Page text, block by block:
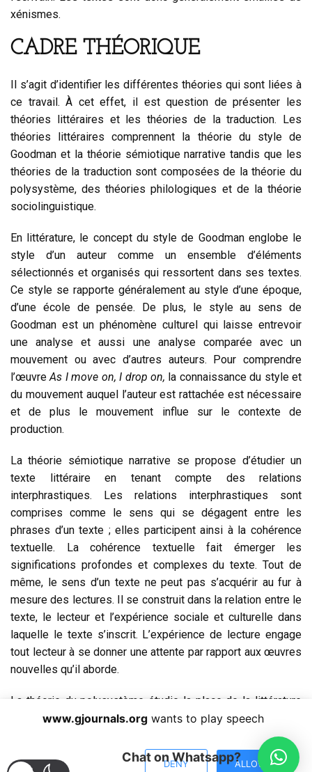
xénismes.
CADRE THÉORIQUE
Il s’agit d’identifier les différentes théories qui sont liées à
ce travail. À cet effet, il est question de présenter les
théories littéraires et les théories de la traduction. Les
théories littéraires comprennent la théorie du style de
Goodman et la théorie sémiotique narrative tandis que les
théories de la traduction sont composées de la théorie du
polysystème, des théories philologiques et de la théorie
sociolinguistique.
En littérature, le concept du style de Goodman englobe le
style d’un auteur comme un ensemble d’éléments
sélectionnés et organisés qui ressortent dans ses textes.
Ce style se rapporte généralement au style d’une époque,
d’une école de pensée. De plus, le style au sens de
Goodman est un phénomène culturel qui laisse entrevoir
une analyse et aussi une analyse comparée avec un
mouvement ou avec d’autres auteurs. Pour comprendre
l’œuvreAs I move on, I drop on, la connaissance du style et
du mouvement auquel l’auteur est rattachée est nécessaire
et de plus le mouvement influe sur le contexte de
production.
La théorie sémiotique narrative se propose d’étudier un
texte littéraire en tenant compte des relations
interphrastiques. Les relations interphrastiques sont
comprises comme le sens qui se dégagent entre les
phrases d’un texte ; elles participent ainsi à la cohérence
textuelle. La cohérence textuelle fait émerger les
significations profondes et complexes du texte. Tout de
même, le sens d’un texte ne peut pas s’acquérir au fur à
mesure des lectures. Il se construit dans la relation entre le
texte, le lecteur et l’expérience sociale et culturelle dans
laquelle le texte s’inscrit. L’expérience de lecture engage
tout lecteur à se donner une attente par rapport aux œuvres
nouvelles qu’il aborde.
La théorie du polysystème étudie la place de la littérature
traduite au sein des systèmes historique et littéraire de la
D’après Even-Zohar cité par Guidère (2010 : 75), le terme «
Chat on Whatsapp?
www.gjournals.org wants to play speech
DENY ALLOW